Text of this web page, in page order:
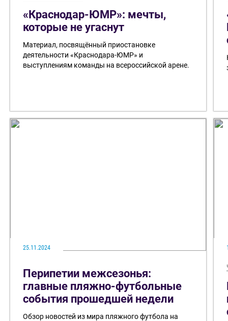
«Краснодар-ЮМР»: мечты,
которые не угаснут
Материал, посвящённый приостановке
деятельности «Краснодара-ЮМР» и
выступлениям команды на всероссийской арене.
25.11.2024
Перипетии межсезонья:
главные пляжно-футбольные
события прошедшей недели
Обзор новостей из мира пляжного футбола на